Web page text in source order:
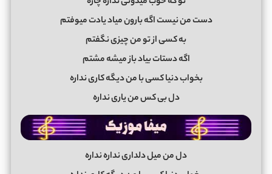
دست من نیست اگه بارون میاد یادت میوفتم
به کسی از تو من چیزی نگفتم
اگه دستات بیاد باز میشه مشتم
بخواب دنیا کسی با من دیگه کاری نداره
دل بی کس من یاری نداره
دل من میل دلداری نداره نداره